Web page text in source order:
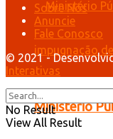
Ministério
Sobre Nós
Anuncie
Fale Conosco
© 2021 -
Interativas
No Result
View All Result